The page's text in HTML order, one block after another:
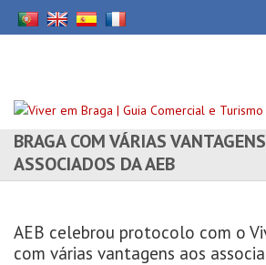
AEB CELEBROU PROTOCOLO
BRAGA COM VÁRIAS
ASSOCIADOS DA AEB
AEB celebrou protocolo com o
com várias vantagens aos